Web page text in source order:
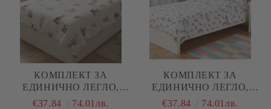
КОМПЛЕКТ ЗА
ЕДИНИЧНО ЛЕГЛО,
СЪРНИЧКИ, 100%
€37.84 74.01лв.
КОМПЛЕКТ ЗА
ЕДИНИЧНО ЛЕГЛО,
ВРЕМЕ ЗА ПРИНЦЕСИ,
€37.84 74.01лв.